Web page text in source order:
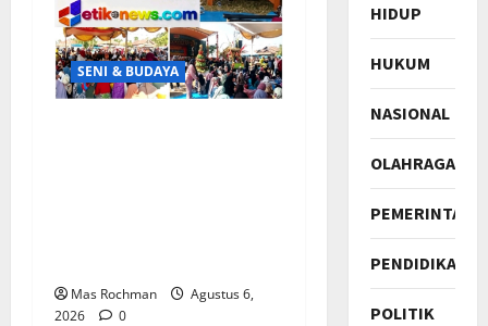
SENI & BUDAYA
Mas Rochman
Agustus 6,
2026
0
HIDUP
HUKUM
NASIONAL
OLAHRAGA
PEMERINTAH
PENDIDIKAN
POLITIK